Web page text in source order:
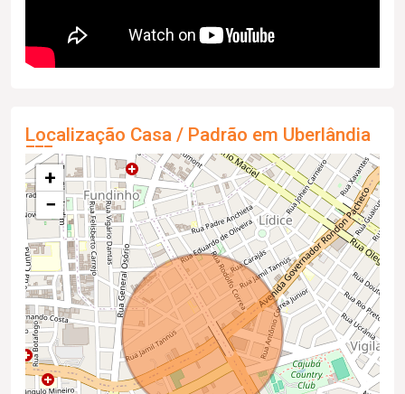
Localização Casa / Padrão em Uberlândia
+
−